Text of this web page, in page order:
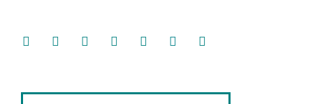
facebooksoundcloud
twitter mastodoninstagramthreads goodreads